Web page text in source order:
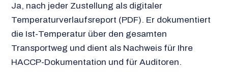
Ja, nach jeder Zustellung als digitaler
Temperaturverlaufsreport (PDF). Er dokumentiert
die Ist-Temperatur über den gesamten
Transportweg und dient als Nachweis für Ihre
HACCP-Dokumentation und für Auditoren.